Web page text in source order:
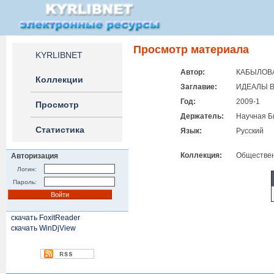
KYRLIBNET
Коллекции
Просмотр
Статистика
Авторизация
Логин:
Пароль:
скачать FoxitReader
скачать WinDjView
Просмотр материала
Автор:
Заглавие:
ИДЕАЛЫ
Год:
2009-1
Держатель:
Научная
Язык:
Русский
Коллекция: